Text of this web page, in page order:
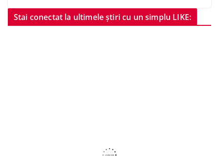
Stai conectat la ultimele știri cu un simplu LIKE: